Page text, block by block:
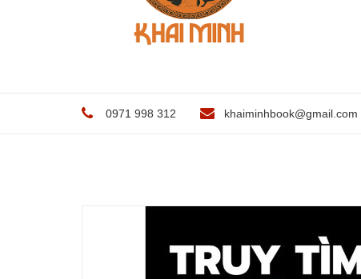
0971 998 312 khaiminhbook@gmail.com